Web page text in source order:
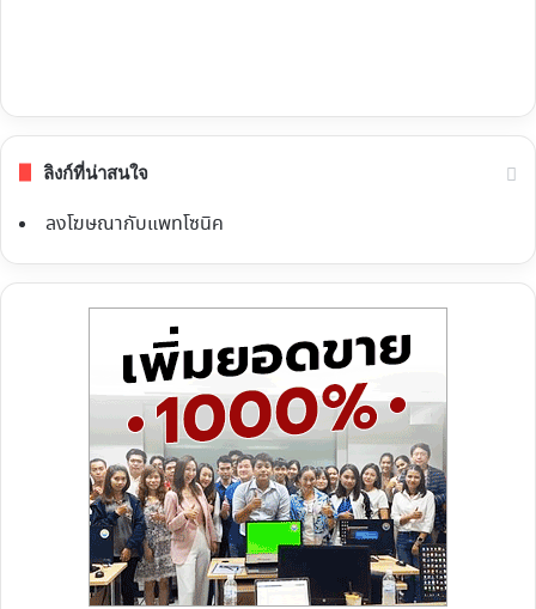
ลิงก์ที่น่าสนใจ
ลงโฆษณากับแพทโซนิค